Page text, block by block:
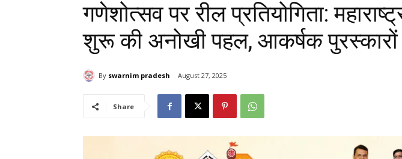
गणेशोत्सव पर रील प्रतियोगिता:
शुरू की अनोखी पहल, आकर्षक पुरस्कारों
By swarnim pradesh August 27, 2025
Share